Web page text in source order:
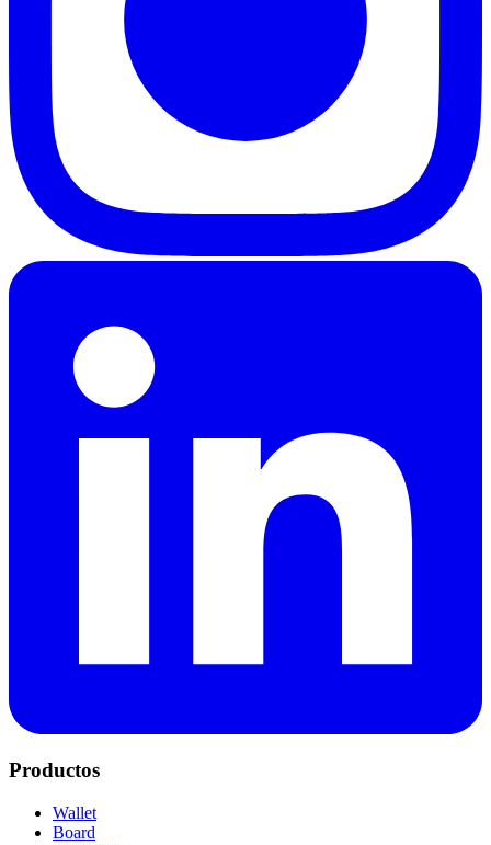
Productos
Wallet
Board